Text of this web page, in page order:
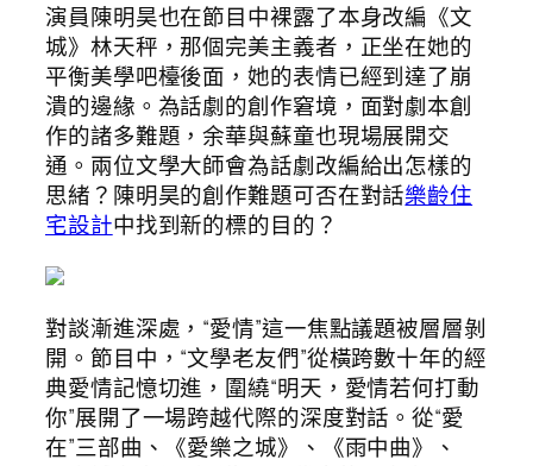
演員陳明昊也在節目中裸露了本身改編《文
城》林天秤，那個完美主義者，正坐在她的
平衡美學吧檯後面，她的表情已經到達了崩
潰的邊緣。為話劇的創作窘境，面對劇本創
作的諸多難題，余華與蘇童也現場展開交
通。兩位文學大師會為話劇改編給出怎樣的
思緒？陳明昊的創作難題可否在對話樂齡住
宅設計中找到新的標的目的？
對談漸進深處，“愛情”這一焦點議題被層層剝
開。節目中，“文學老友們”從橫跨數十年的經
典愛情記憶切進，圍繞“明天，愛情若何打動
你”展開了一場跨越代際的深度對話。從“愛
在”三部曲、《愛樂之城》、《雨中曲》、